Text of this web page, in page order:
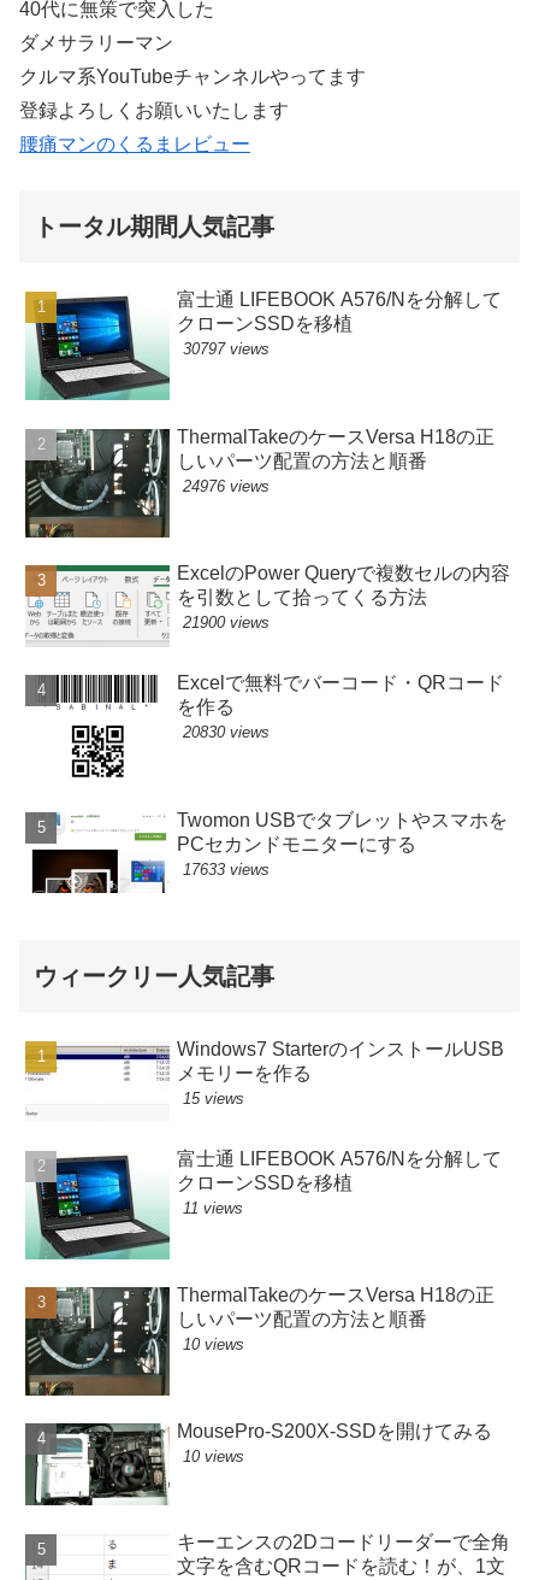
40代に無策で突入した
ダメサラリーマン
クルマ系YouTubeチャンネルやってます
登録よろしくお願いいたします
腰痛マンのくるまレビュー
トータル期間人気記事
富士通 LIFEBOOK A576/Nを分解して
クローンSSDを移植
30797 views
ThermalTakeのケースVersa H18の正
しいパーツ配置の方法と順番
24976 views
ExcelのPower Queryで複数セルの内容
を引数として拾ってくる方法
21900 views
Excelで無料でバーコード・QRコード
を作る
20830 views
Twomon USBでタブレットやスマホを
PCセカンドモニターにする
17633 views
ウィークリー人気記事
Windows7 StarterのインストールUSB
メモリーを作る
15 views
富士通 LIFEBOOK A576/Nを分解して
クローンSSDを移植
11 views
ThermalTakeのケースVersa H18の正
しいパーツ配置の方法と順番
10 views
MousePro-S200X-SSDを開けてみる
10 views
キーエンスの2Dコードリーダーで全角
文字を含むQRコードを読む！が、1文